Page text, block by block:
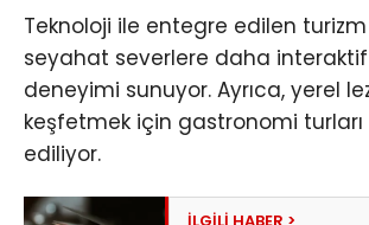
Teknoloji ile entegre edilen
seyahat severlere daha
deneyimi sunuyor. Ayrıca, yerel
keşfetmek için gastronomi
ediliyor.